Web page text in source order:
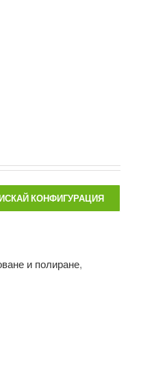
КОНФИГУРАЦИЯ
и полиране,